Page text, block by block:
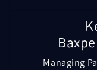
Managing